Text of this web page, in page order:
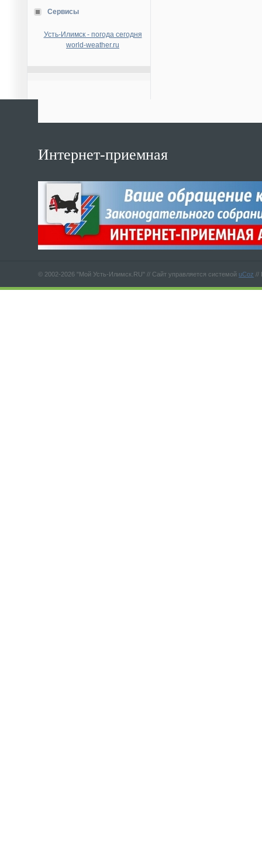
Сервисы
Усть-Илимск - погода сегодня
world-weather.ru
Интернет-приемная
© 2002-2026 "Мой Усть-Илимск.RU" // Сайт управляется системой uCoz //